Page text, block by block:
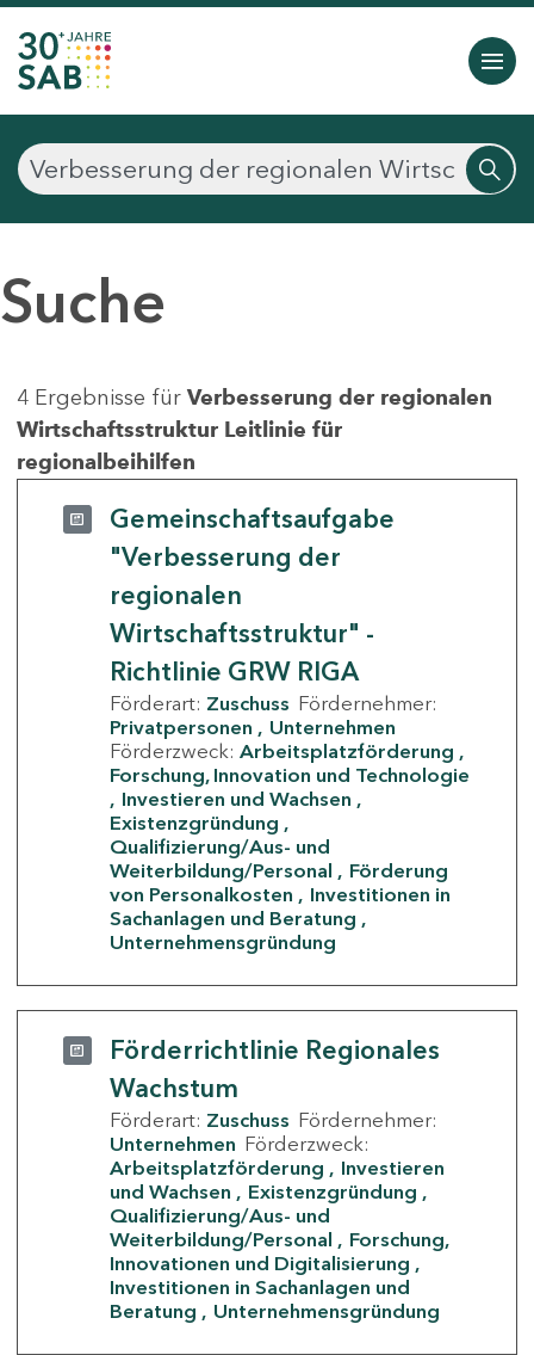
Suche
4 Ergebnisse für Verbesserung der regionalen
Wirtschaftsstruktur Leitlinie für
regionalbeihilfen
Gemeinschaftsaufgabe
"Verbesserung der
regionalen
Wirtschaftsstruktur" -
Richtlinie GRW RIGA
Förderart: Zuschuss Fördernehmer:
Privatpersonen
Unternehmen
Förderzweck: Arbeitsplatzförderung
Forschung, Innovation und Technologie
Investieren und Wachsen
Existenzgründung
Qualifizierung/Aus- und
Weiterbildung/Personal
Förderung
von Personalkosten
Investitionen in
Sachanlagen und Beratung
Unternehmensgründung
Förderrichtlinie Regionales
Wachstum
Förderart: Zuschuss Fördernehmer:
Unternehmen Förderzweck:
Arbeitsplatzförderung
Investieren
und Wachsen
Existenzgründung
Qualifizierung/Aus- und
Weiterbildung/Personal
Forschung,
Innovationen und Digitalisierung
Investitionen in Sachanlagen und
Beratung
Unternehmensgründung